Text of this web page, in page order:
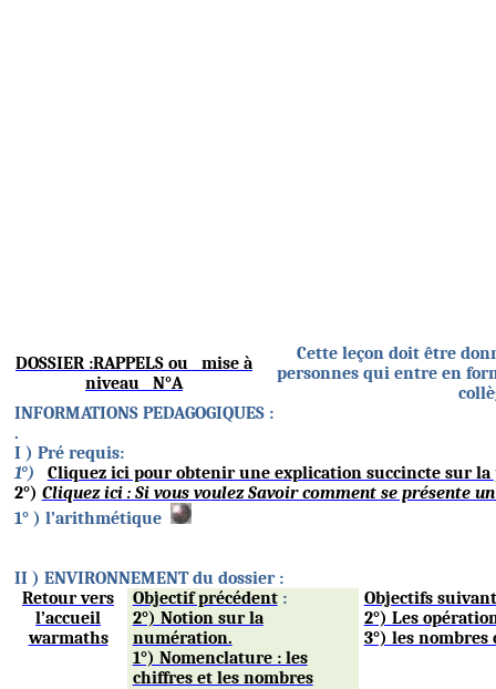
DOSSIER :RAPPELS ou
mise à
niveau
N°A
Cette leçon doit être
personnes qui entre en
INFORMATIONS PEDAGOGIQUES :
.
I ) Pré requis:
1°)
Cliquez ici pour obtenir une explication succincte sur
2°) Cliquez ici : Si vous voulez Savoir comment se présente
1° ) l’arithmétique
II ) ENVIRONNEMENT du dossier :
Retour vers
l’accueil
warmaths
Objectif précédent:
2°) Notion sur la
numération.
1°) Nomenclature : les
chiffres et les nombres
Objectifs
2°) Les
3°) les